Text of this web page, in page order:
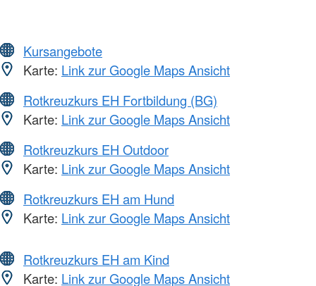
Kursangebote
Karte: Link zur Google Maps Ansicht
Rotkreuzkurs EH Fortbildung (BG)
Karte: Link zur Google Maps Ansicht
Rotkreuzkurs EH Outdoor
Karte: Link zur Google Maps Ansicht
Rotkreuzkurs EH am Hund
Karte: Link zur Google Maps Ansicht
Rotkreuzkurs EH am Kind
Karte: Link zur Google Maps Ansicht